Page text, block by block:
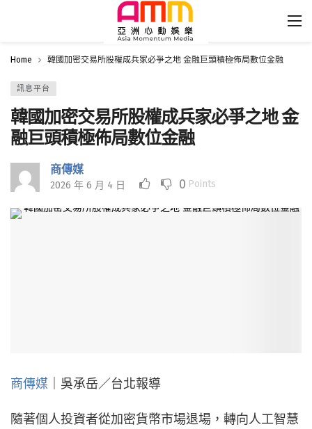
Home 韓國加密交易所股權成兵家必爭之地 金融巨頭積極佈局數位金融
訊息平台
韓國加密交易所股權成兵家必爭之地 金
融巨頭積極佈局數位金融
商傳媒
2026 年 6 月 4 日 0 Points
商傳媒 ｜吳承岳／台北報導
隨著個人投資者從加密貨幣市場退場，轉向人工智慧